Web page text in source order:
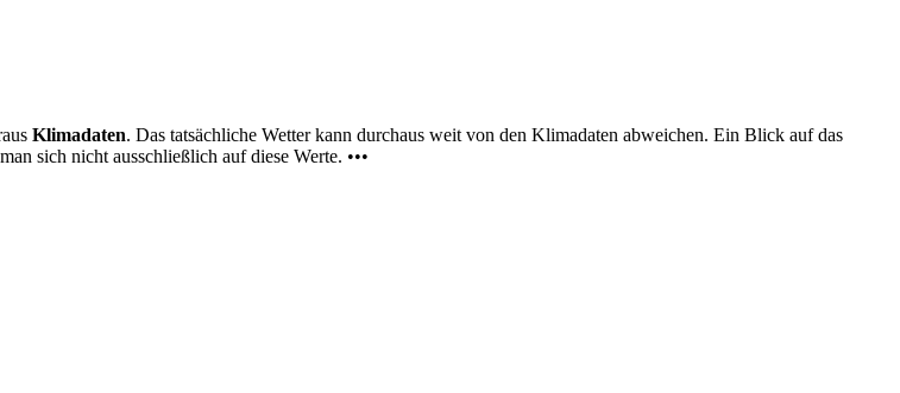
Klimadaten. Das tatsächliche Wetter kann durchaus weit von den Klimadaten abweichen. Ein Blick auf das
sich nicht ausschließlich auf diese Werte. •••